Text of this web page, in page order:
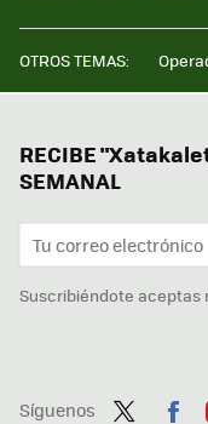
OTROS TEMAS:
RECIBE
SEMANAL
Suscribiéndote aceptas
Síguenos